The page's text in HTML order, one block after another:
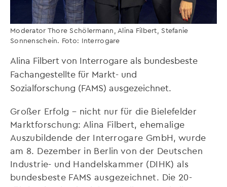
Moderator Thore Schölermann, Alina Filbert, Stefanie
Sonnenschein. Foto: Interrogare
Alina Filbert von Interrogare als bundesbeste
Fachangestellte für Markt- und
Sozialforschung (FAMS) ausgezeichnet.
Großer Erfolg – nicht nur für die Bielefelder
Marktforschung: Alina Filbert, ehemalige
Auszubildende der Interrogare GmbH, wurde
am 8. Dezember in Berlin von der Deutschen
Industrie- und Handelskammer (DIHK) als
bundesbeste FAMS ausgezeichnet. Die 20-